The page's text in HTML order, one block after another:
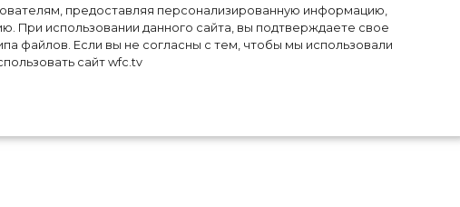
предоставляя персонализированную информацию,
При использовании данного сайта, вы подтверждаете свое
файлов. Если вы не согласны с тем, чтобы мы использовали
сайт wfc.tv